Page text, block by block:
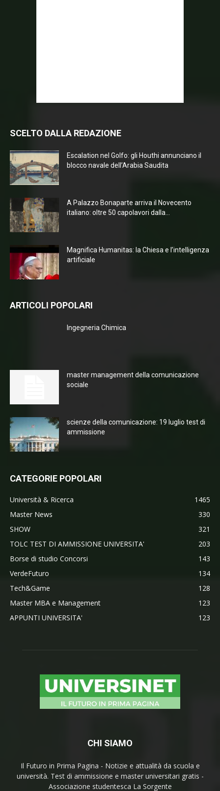
SCELTO DALLA REDAZIONE
Escalation nel Golfo: gli Houthi annunciano il
blocco navale dell’Arabia Saudita
A Palazzo Bonaparte arriva il Novecento
italiano: oltre 50 capolavori dalla...
Magnifica Humanitas: la Chiesa e l’intelligenza
artificiale
ARTICOLI POPOLARI
Ingegneria Chimica
master management della comunicazione
sociale
scienze della comunicazione: 19 luglio test di
ammissione
CATEGORIE POPOLARI
Università & Ricerca
1465
Master News
330
SHOW
321
TOLC TEST DI AMMISSIONE UNIVERSITA'
203
Borse di studio Concorsi
143
VerdeFuturo
134
Tech&Game
128
Master MBA e Management
123
APPUNTI UNIVERSITA'
123
CHI SIAMO
Il Futuro in Prima Pagina - Notizie e attualità da scuola e
università. Test di ammissione e master universitari gratis -
Associazione studentesca La Sorgente